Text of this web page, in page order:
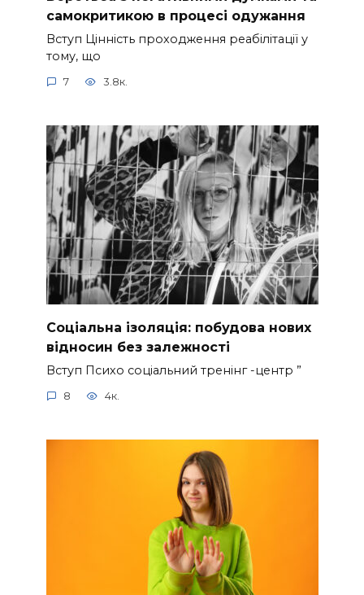
самокритикою в процесі одужання
Вступ Цінність проходження реабілітації у
тому, що
7 3.8к.
Соціальна ізоляція: побудова нових
відносин без залежності
Вступ Психо соціальний тренінг -центр ”
8 4к.